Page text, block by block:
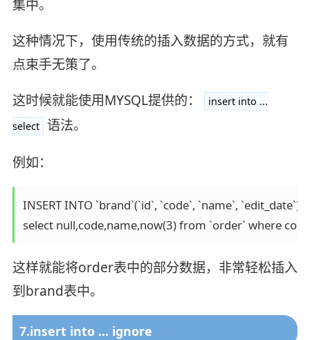
集中。
这种情况下，使用传统的插入数据的方式，就有
点束手无策了。
这时候就能使用MYSQL提供的：
insert into ...
select 语法。
例如：
INSERT INTO `brand`(`id`, `code`, `name`, `edit_date`)
select null,code,name,now(3) from `order` where
这样就能将order表中的部分数据，非常轻松插入
到brand表中。
7.insert into ... ignore